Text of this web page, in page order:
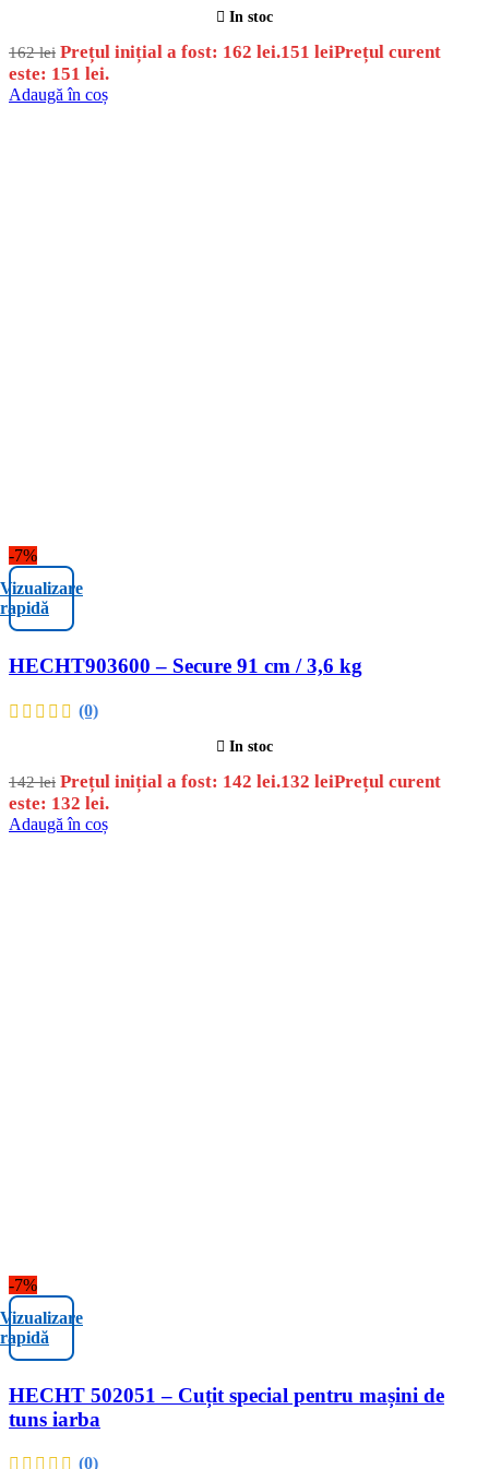
In stoc
162lei Prețul inițial a fost: 162 lei.151 leiPrețul curent
este: 151 lei.
Adaugă în coș
-7%
Vizualizare
rapidă
HECHT903600 – Secure 91 cm / 3,6 kg
(0)
In stoc
142lei Prețul inițial a fost: 142 lei.132 leiPrețul curent
este: 132 lei.
Adaugă în coș
-7%
Vizualizare
rapidă
HECHT 502051 – Cuțit special pentru mașini de
tuns iarba
(0)